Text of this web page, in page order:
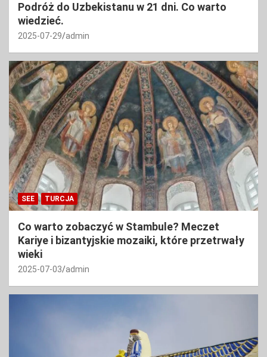
Podróż do Uzbekistanu w 21 dni. Co warto
wiedzieć.
2025-07-29 admin
SEE TURCJA
Co warto zobaczyć w Stambule? Meczet
Kariye i bizantyjskie mozaiki, które przetrwały
wieki
2025-07-03 admin